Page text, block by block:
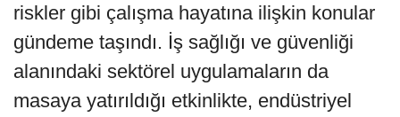
riskler gibi çalışma hayatına ilişkin konular
gündeme taşındı. İş sağlığı ve güvenliği
alanındaki sektörel uygulamaların da
masaya yatırıldığı etkinlikte, endüstriyel